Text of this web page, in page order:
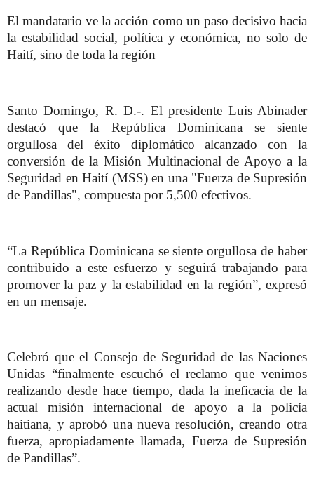
El mandatario ve la acción como un paso decisivo hacia
la estabilidad social, política y económica, no solo de
Haití, sino de toda la región
Santo Domingo, R. D.-. El presidente Luis Abinader
destacó que la República Dominicana se siente
orgullosa del éxito diplomático alcanzado con la
conversión de la Misión Multinacional de Apoyo a la
Seguridad en Haití (MSS) en una "Fuerza de Supresión
de Pandillas", compuesta por 5,500 efectivos.
“La República Dominicana se siente orgullosa de haber
contribuido a este esfuerzo y seguirá trabajando para
promover la paz y la estabilidad en la región”, expresó
en un mensaje.
Celebró que el Consejo de Seguridad de las Naciones
Unidas “finalmente escuchó el reclamo que venimos
realizando desde hace tiempo, dada la ineficacia de la
actual misión internacional de apoyo a la policía
haitiana, y aprobó una nueva resolución, creando otra
fuerza, apropiadamente llamada, Fuerza de Supresión
de Pandillas”.